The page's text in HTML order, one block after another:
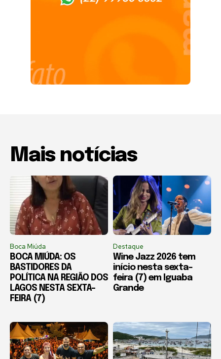
Mais notícias
Boca Miúda
BOCA MIÚDA: OS
BASTIDORES DA
POLÍTICA NA REGIÃO DOS
LAGOS NESTA SEXTA-
FEIRA (7)
Destaque
Wine Jazz 2026 tem
início nesta sexta-
feira (7) em Iguaba
Grande